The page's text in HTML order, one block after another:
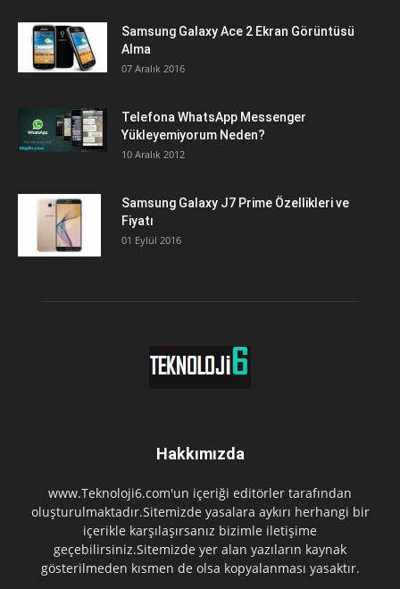
Samsung Galaxy Ace 2 Ekran Görüntüsü
Alma
07 Aralık 2016
Telefona WhatsApp Messenger
Yükleyemiyorum Neden?
10 Aralık 2012
Samsung Galaxy J7 Prime Özellikleri ve
Fiyatı
01 Eylül 2016
Hakkımızda
www.Teknoloji6.com'un içeriği editörler tarafından
oluşturulmaktadır.Sitemizde yasalara aykırı herhangi bir
içerikle karşılaşırsanız bizimle iletişime
geçebilirsiniz.Sitemizde yer alan yazıların kaynak
gösterilmeden kısmen de olsa kopyalanması yasaktır.